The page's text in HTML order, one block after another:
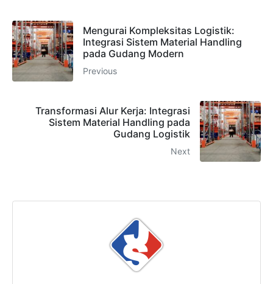
Mengurai Kompleksitas Logistik:
Integrasi Sistem Material Handling
pada Gudang Modern
Previous
Transformasi Alur Kerja: Integrasi
Sistem Material Handling pada
Gudang Logistik
Next